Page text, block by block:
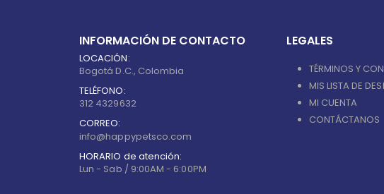
INFORMACIÓN DE CONTACTO
LOCACIÓN:
Bogotá D.C., Colombia
TELÉFONO:
312 4329632
CORREO:
info@happypetsco.com
HORARIO de atención:
Lun - Sab / 9:00AM - 6:00PM
LEGALES
TÉRMINOS Y
MIS LISTA DE
MI CUENTA
CONTÁCTANOS